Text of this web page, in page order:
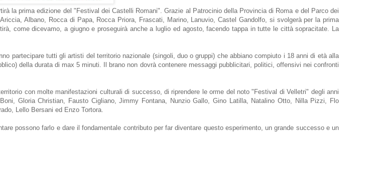
la prima edizione del "Festival dei Castelli Romani".Grazie al Patrocinio della Provincia di Roma e del Parco dei
Albano, Rocca di Papa, Rocca Priora, Frascati, Marino, Lanuvio, Castel Gandolfo, si svolgerà per la prima
come dicevamo, a giugno e proseguirà anche a luglio ed agosto, facendo tappa in tutte le città sopracitate. La
partecipare tutti gli artisti del territorio nazionale (singoli, duo o gruppi) che abbiano compiuto i 18 anni di età alla
della durata di max 5 minuti. Il brano non dovrà contenere messaggi pubblicitari, politici, offensivi nei confronti
con molte manifestazioni culturali di successo, di riprendere le orme del noto "Festival di Velletri" degli anni
Gloria Christian, Fausto Cigliano, Jimmy Fontana, Nunzio Gallo, Gino Latilla, Natalino Otto, Nilla Pizzi, Flo
Lello Bersani ed Enzo Tortora.
possono farlo e dare il fondamentale contributo per far diventare questo esperimento, un grande successo e un